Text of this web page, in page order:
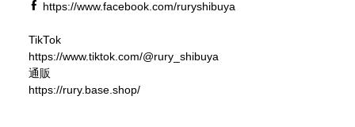
https://www.facebook.com/ruryshibuya
TikTok
https://www.tiktok.com/@rury_shibuya
通販
https://rury.base.shop/